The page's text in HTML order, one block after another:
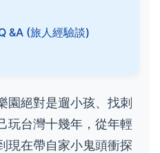
&A (旅人經驗談)
園絕對是遛小孩、找刺
玩台灣十幾年，從年輕
現在帶自家小鬼頭衝探